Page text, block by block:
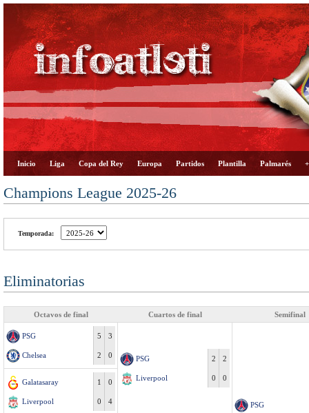
Inicio Liga Copa del Rey Europa Partidos Plantilla Palmarés
Champions League 2025-26
Temporada:
Eliminatorias
Octavos de final Cuartos de final Semifinal
PSG 3
5
Chelsea 0
2 PSG 2
2
Liverpool 0
0
PSG
Galatasaray 0
1
Liverpool 4
0